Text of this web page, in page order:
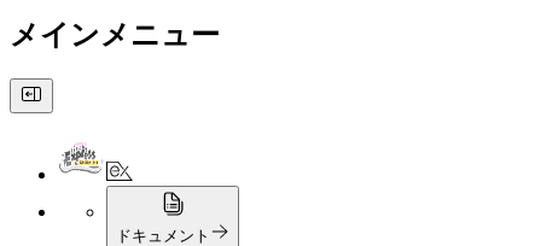
メインメニュー
ドキュメント